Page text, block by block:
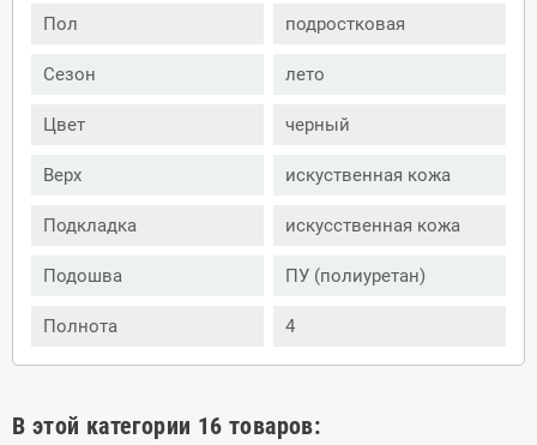
Пол подростковая
Сезон лето
Цвет черный
Верх искуственная кожа
Подкладка искусственная кожа
Подошва ПУ (полиуретан)
Полнота 4
В этой категории 16 товаров: